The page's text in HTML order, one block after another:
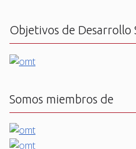
Objetivos de Desarrollo
Somos miembros de